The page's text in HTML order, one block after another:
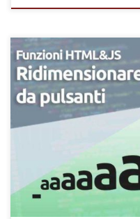
Scopri lo script JS per
testo in una pagina HTML.
la grandezza del font/